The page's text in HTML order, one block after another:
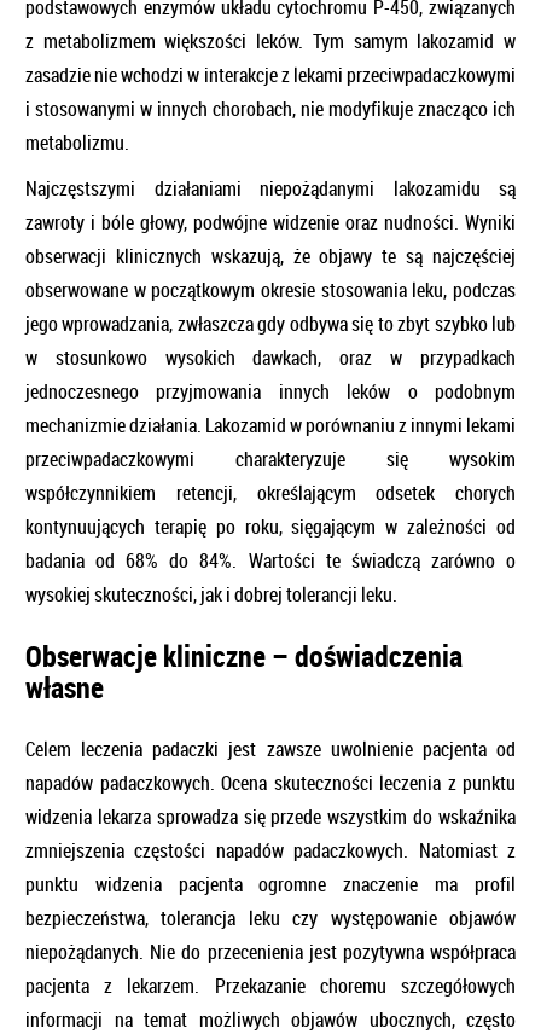
podstawowych enzymów układu cytochromu P-450, związanych
z metabolizmem większości leków. Tym samym lakozamid w
zasadzie nie wchodzi w interakcje z lekami przeciwpadaczkowymi
i stosowanymi w innych chorobach, nie modyfikuje znacząco ich
metabolizmu.
Najczęstszymi działaniami niepożądanymi lakozamidu są
zawroty i bóle głowy, podwójne widzenie oraz nudności. Wyniki
obserwacji klinicznych wskazują, że objawy te są najczęściej
obserwowane w początkowym okresie stosowania leku, podczas
jego wprowadzania, zwłaszcza gdy odbywa się to zbyt szybko lub
w stosunkowo wysokich dawkach, oraz w przypadkach
jednoczesnego przyjmowania innych leków o podobnym
mechanizmie działania. Lakozamid w porównaniu z innymi lekami
przeciwpadaczkowymi charakteryzuje się wysokim
współczynnikiem retencji, określającym odsetek chorych
kontynuujących terapię po roku, sięgającym w zależności od
badania od 68% do 84%. Wartości te świadczą zarówno o
wysokiej skuteczności, jak i dobrej tolerancji leku.
Obserwacje kliniczne – doświadczenia
własne
Celem leczenia padaczki jest zawsze uwolnienie pacjenta od
napadów padaczkowych. Ocena skuteczności leczenia z punktu
widzenia lekarza sprowadza się przede wszystkim do wskaźnika
zmniejszenia częstości napadów padaczkowych. Natomiast z
punktu widzenia pacjenta ogromne znaczenie ma profil
bezpieczeństwa, tolerancja leku czy występowanie objawów
niepożądanych. Nie do przecenienia jest pozytywna współpraca
pacjenta z lekarzem. Przekazanie choremu szczegółowych
informacji na temat możliwych objawów ubocznych, często